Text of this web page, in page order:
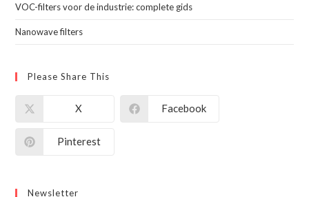
VOC-filters voor de industrie: complete gids
Nanowave filters
Please Share This
X Facebook
Pinterest
Newsletter